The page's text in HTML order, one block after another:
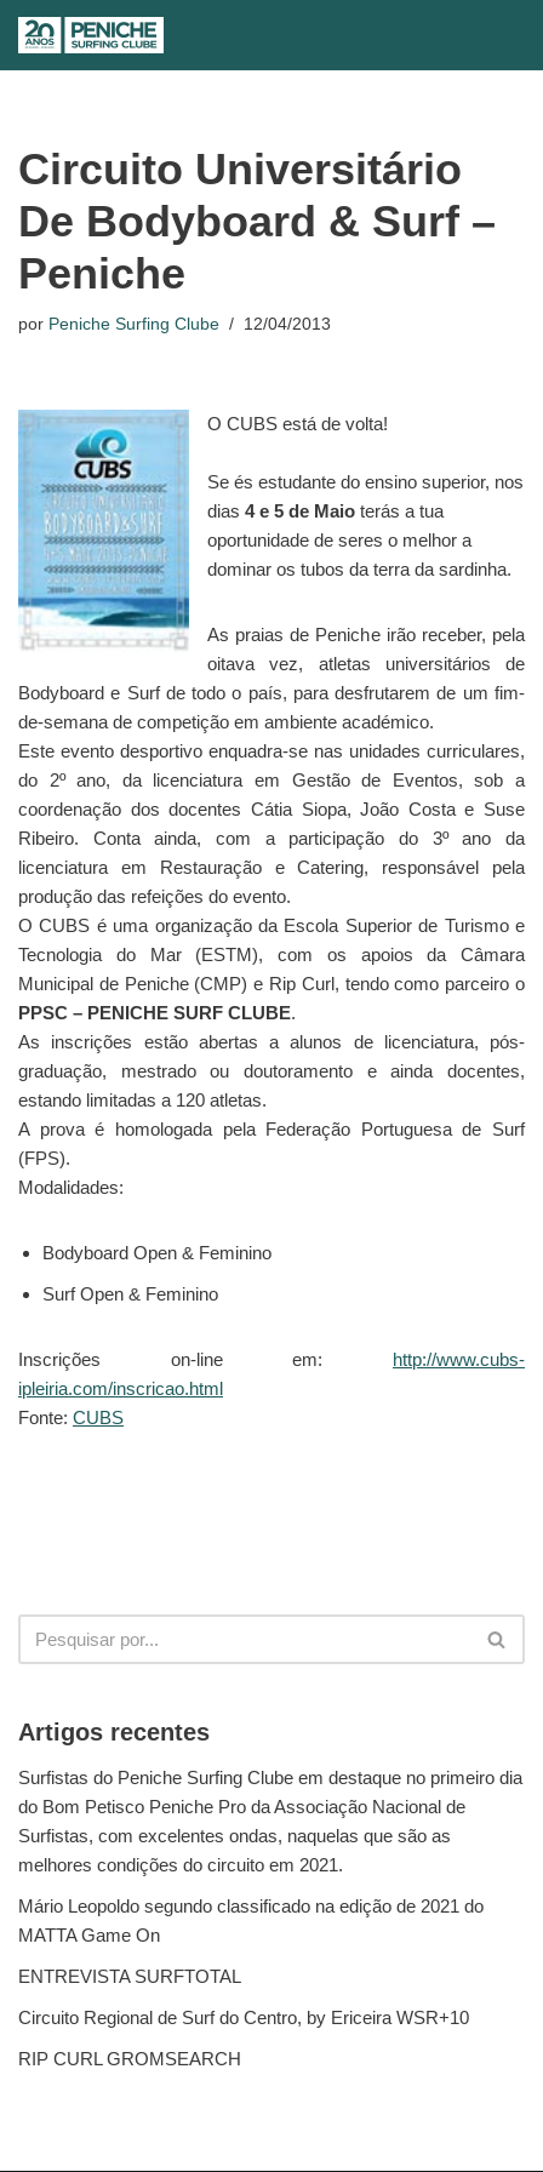
conteúdo
Circuito Universitário
De Bodyboard & Surf –
Peniche
por Peniche Surfing Clube 12/04/2013
O CUBS está de volta!
Se és estudante do ensino superior, nos
dias 4 e 5 de Maio terás a tua
oportunidade de seres o melhor a
dominar os tubos da terra da sardinha.
As praias de Peniche irão receber, pela
oitava vez, atletas universitários de
Bodyboard e Surf de todo o país, para desfrutarem de um fim-
de-semana de competição em ambiente académico.
Este evento desportivo enquadra-se nas unidades curriculares,
do 2º ano, da licenciatura em Gestão de Eventos, sob a
coordenação dos docentes Cátia Siopa, João Costa e Suse
Ribeiro. Conta ainda, com a participação do 3º ano da
licenciatura em Restauração e Catering, responsável pela
produção das refeições do evento.
O CUBS é uma organização da Escola Superior de Turismo e
Tecnologia do Mar (ESTM), com os apoios da Câmara
Municipal de Peniche (CMP) e Rip Curl, tendo como parceiro o
PPSC – PENICHE SURF CLUBE.
As inscrições estão abertas a alunos de licenciatura, pós-
graduação, mestrado ou doutoramento e ainda docentes,
estando limitadas a 120 atletas.
A prova é homologada pela Federação Portuguesa de Surf
(FPS).
Modalidades:
Bodyboard Open & Feminino
Surf Open & Feminino
Inscrições on-line em: http://www.cubs-
ipleiria.com/inscricao.html
Fonte: CUBS
Artigos recentes
Surfistas do Peniche Surfing Clube em destaque no primeiro dia
do Bom Petisco Peniche Pro da Associação Nacional de
Surfistas, com excelentes ondas, naquelas que são as
melhores condições do circuito em 2021.
Mário Leopoldo segundo classificado na edição de 2021 do
MATTA Game On
ENTREVISTA SURFTOTAL
Circuito Regional de Surf do Centro, by Ericeira WSR+10
RIP CURL GROMSEARCH